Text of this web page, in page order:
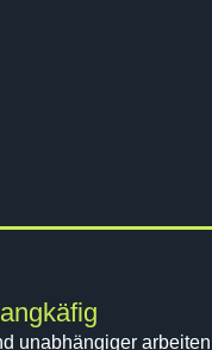
unabhängiger